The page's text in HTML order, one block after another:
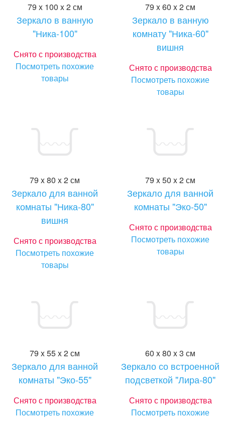
79 x 100 x 2 см
Зеркало в ванную
"Ника-100"
Снято с производства
Посмотреть похожие
товары
79 x 60 x 2 см
Зеркало в ванную
комнату "Ника-60"
вишня
Снято с производства
Посмотреть похожие
товары
79 x 80 x 2 см
Зеркало для ванной
комнаты "Ника-80"
вишня
Снято с производства
Посмотреть похожие
товары
79 x 50 x 2 см
Зеркало для ванной
комнаты "Эко-50"
Снято с производства
Посмотреть похожие
товары
79 x 55 x 2 см
Зеркало для ванной
комнаты "Эко-55"
Снято с производства
Посмотреть похожие
60 x 80 x 3 см
Зеркало со встроенной
подсветкой "Лира-80"
Снято с производства
Посмотреть похожие